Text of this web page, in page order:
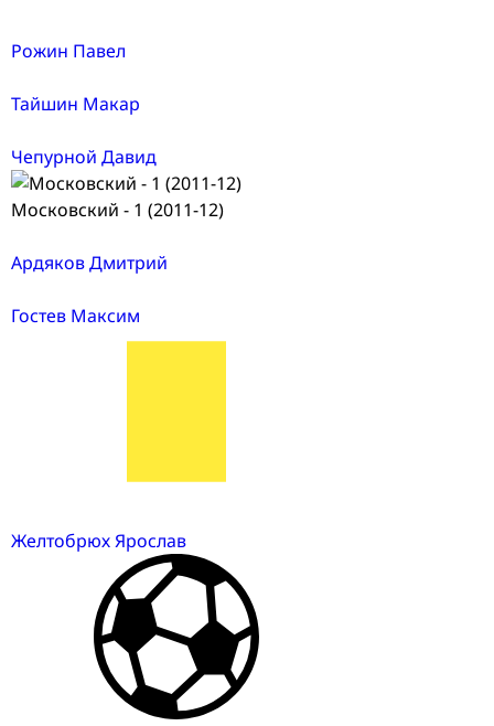
Рожин Павел
Тайшин Макар
Чепурной Давид
Московский - 1 (2011-12)
Ардяков Дмитрий
Гостев Максим
Желтобрюх Ярослав